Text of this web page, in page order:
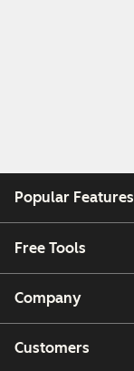
Popular Features
Free Tools
Company
Customers